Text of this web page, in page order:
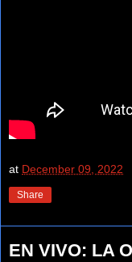
at December 09, 2022
Share
EN VIVO: LA